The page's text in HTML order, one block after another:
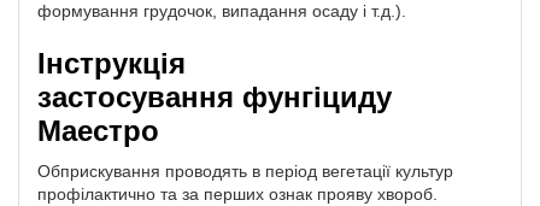
формування грудочок, випадання осаду і т.д.).
Інструкція
застосування фунгіциду
Маестро
Обприскування проводять в період вегетації культур
профілактично та за перших ознак прояву хвороб.